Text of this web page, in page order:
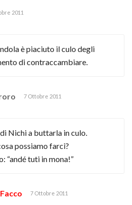
2011
è piaciuto il culo degli
di contraccambiare.
7 Ottobre 2011
Nichi a buttarla in culo.
possiamo farci?
“andé tuti in mona!”
7 Ottobre 2011